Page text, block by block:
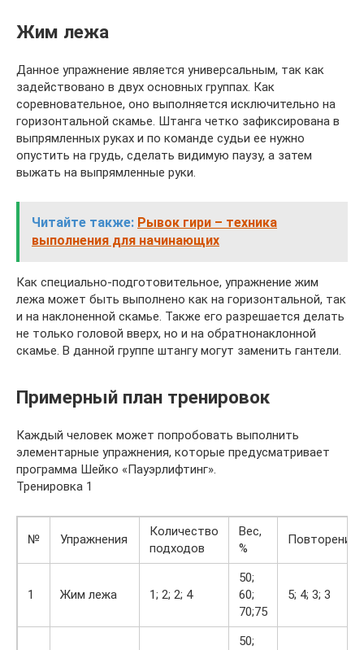
Жим лежа
Данное упражнение является универсальным, так как
задействовано в двух основных группах. Как
соревновательное, оно выполняется исключительно на
горизонтальной скамье. Штанга четко зафиксирована в
выпрямленных руках и по команде судьи ее нужно
опустить на грудь, сделать видимую паузу, а затем
выжать на выпрямленные руки.
Читайте также: Рывок гири – техника
выполнения для начинающих
Как специально-подготовительное, упражнение жим
лежа может быть выполнено как на горизонтальной, так
и на наклоненной скамье. Также его разрешается делать
не только головой вверх, но и на обратнонаклонной
скамье. В данной группе штангу могут заменить гантели.
Примерный план тренировок
Каждый человек может попробовать выполнить
элементарные упражнения, которые предусматривает
программа Шейко «Пауэрлифтинг».
Тренировка 1
№ Упражнения
Количество
подходов
Вес,
%
Повторения
1 Жим лежа 1; 2; 2; 4
50;
60;
70;75
5; 4; 3; 3
50;